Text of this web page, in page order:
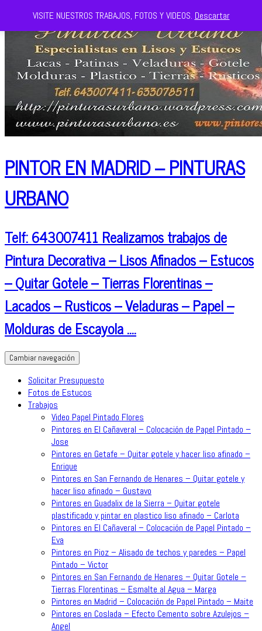
PINTOR EN MADRID – PINTURAS
URBANO
Telf: 643007411 Realizamos trabajos de
Pintura Decorativa – Lisos Afinados – Estucos
– Quitar Gotele – Tierras Florentinas –
Lacados – Rusticos – Veladuras – Papel –
Molduras de Escayola ….
Cambiar navegación
Solicitar Presupuesto
Fotos de Estucos
Trabajos
Video Papel Pintado Flores
Pintores en El Cañaveral – Colocación de Papel Pintado –
Jose
Pintores en Getafe – Quitar gotele y hacer liso afinado –
Enrique
Pintores en San Fernando de Henares – Quitar gotele y
hacer liso afinado – Gustavo
Pintores en Guadalix de la Sierra – Quitar gotele
plastificado y pintar en plastico liso afinado – Carlota
Pintores en El Cañaveral – Colocación de Papel Pintado –
Eva
Pintores en Pioz – Alisado de techos y paredes – Papel
Pintado – Victor
Pintores en San Fernando de Henares – Quitar Gotele –
Tierras Florentinas – Esmalte al Agua – Marga
Pintores en Madrid – Colocación de Papel Pintado – Maite
Pintores en Coslada – Efecto Cemento sobre Azulejos –
Angel
VISITE NUESTROS TRABAJOS, FOTOS Y VIDEOS. Descartar